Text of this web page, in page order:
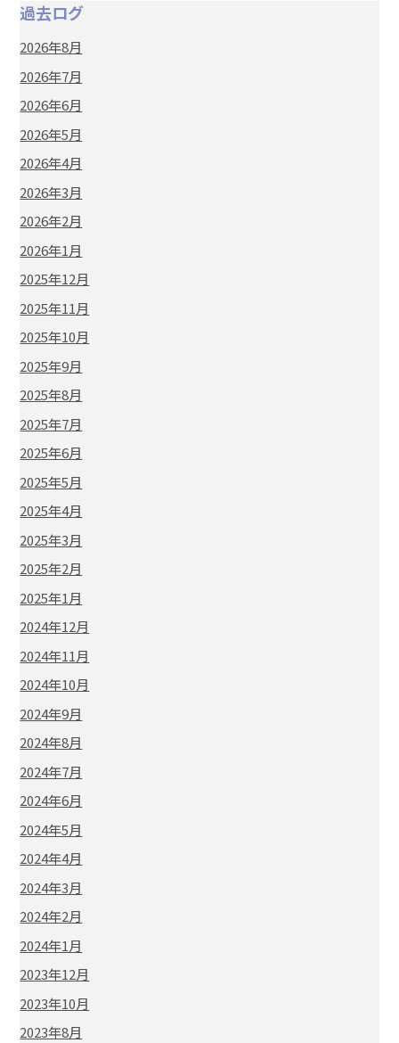
過去ログ
2026年8月
2026年7月
2026年6月
2026年5月
2026年4月
2026年3月
2026年2月
2026年1月
2025年12月
2025年11月
2025年10月
2025年9月
2025年8月
2025年7月
2025年6月
2025年5月
2025年4月
2025年3月
2025年2月
2025年1月
2024年12月
2024年11月
2024年10月
2024年9月
2024年8月
2024年7月
2024年6月
2024年5月
2024年4月
2024年3月
2024年2月
2024年1月
2023年12月
2023年10月
2023年8月